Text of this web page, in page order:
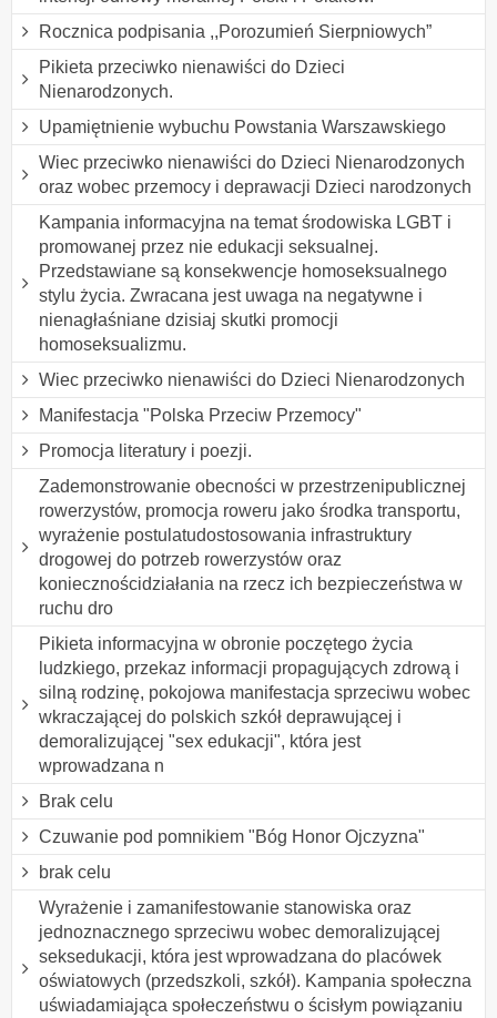
Rocznica podpisania ,,Porozumień Sierpniowych”
Pikieta przeciwko nienawiści do Dzieci
Nienarodzonych.
Upamiętnienie wybuchu Powstania Warszawskiego
Wiec przeciwko nienawiści do Dzieci Nienarodzonych
oraz wobec przemocy i deprawacji Dzieci narodzonych
Kampania informacyjna na temat środowiska LGBT i
promowanej przez nie edukacji seksualnej.
Przedstawiane są konsekwencje homoseksualnego
stylu życia. Zwracana jest uwaga na negatywne i
nienagłaśniane dzisiaj skutki promocji
homoseksualizmu.
Wiec przeciwko nienawiści do Dzieci Nienarodzonych
Manifestacja "Polska Przeciw Przemocy"
Promocja literatury i poezji.
Zademonstrowanie obecności w przestrzenipublicznej
rowerzystów, promocja roweru jako środka transportu,
wyrażenie postulatudostosowania infrastruktury
drogowej do potrzeb rowerzystów oraz
koniecznościdziałania na rzecz ich bezpieczeństwa w
ruchu dro
Pikieta informacyjna w obronie poczętego życia
ludzkiego, przekaz informacji propagujących zdrową i
silną rodzinę, pokojowa manifestacja sprzeciwu wobec
wkraczającej do polskich szkół deprawującej i
demoralizującej "sex edukacji", która jest
wprowadzana n
Brak celu
Czuwanie pod pomnikiem "Bóg Honor Ojczyzna"
brak celu
Wyrażenie i zamanifestowanie stanowiska oraz
jednoznacznego sprzeciwu wobec demoralizującej
seksedukacji, która jest wprowadzana do placówek
oświatowych (przedszkoli, szkół). Kampania społeczna
uświadamiająca społeczeństwu o ścisłym powiązaniu